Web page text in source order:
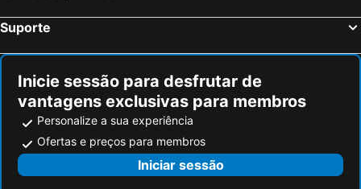
Suporte
Inicie sessão para desfrutar de
vantagens exclusivas para membros
Personalize a sua experiência
Ofertas e preços para membros
Iniciar sessão